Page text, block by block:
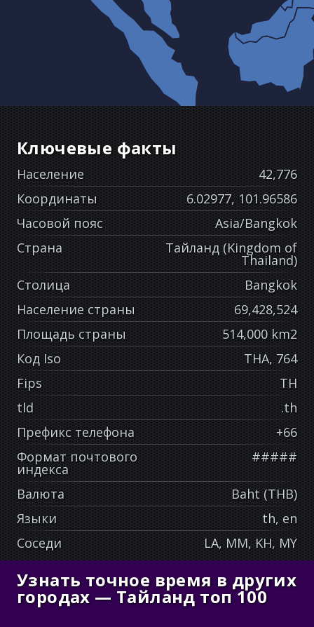
Ключевые факты
Население
42,776
Координаты
6.02977, 101.96586
Часовой пояс
Asia/Bangkok
Страна
Тайланд (Kingdom of
Thailand)
Столица
Bangkok
Население страны
69,428,524
Площадь страны
514,000 km2
Код Iso
THA, 764
Fips
TH
tld
.th
Префикс телефона
+66
Формат почтового
индекса
#####
Валюта
Baht (THB)
Языки
th, en
Соседи
LA, MM, KH, MY
Узнать точное время в других
городах — Тайланд топ 100